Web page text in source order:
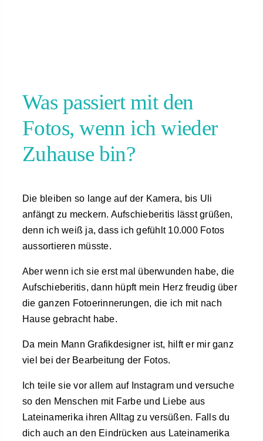
Was passiert mit den
Fotos, wenn ich wieder
Zuhause bin?
Die bleiben so lange auf der Kamera, bis Uli
anfängt zu meckern. Aufschieberitis lässt grüßen,
denn ich weiß ja, dass ich gefühlt 10.000 Fotos
aussortieren müsste.
Aber wenn ich sie erst mal überwunden habe, die
Aufschieberitis, dann hüpft mein Herz freudig über
die ganzen Fotoerinnerungen, die ich mit nach
Hause gebracht habe.
Da mein Mann Grafikdesigner ist, hilft er mir ganz
viel bei der Bearbeitung der Fotos.
Ich teile sie vor allem auf Instagram und versuche
so den Menschen mit Farbe und Liebe aus
Lateinamerika ihren Alltag zu versüßen. Falls du
dich auch an den Eindrücken aus Lateinamerika